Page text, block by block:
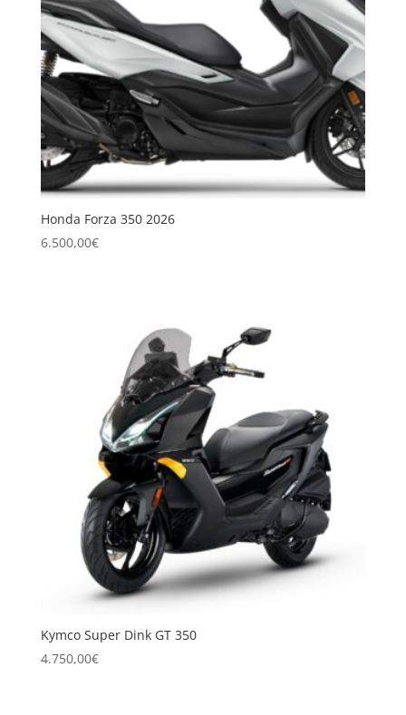
Honda Forza 350 2026
6.500,00€
Kymco Super Dink GT 350
4.750,00€